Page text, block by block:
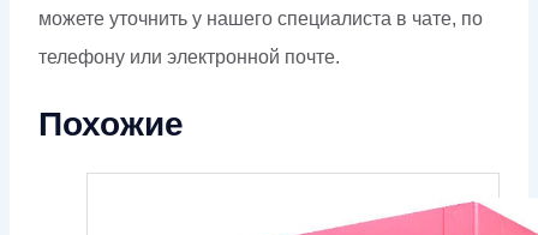
можете уточнить у нашего специалиста в чате, по
телефону или электронной почте.
Похожие